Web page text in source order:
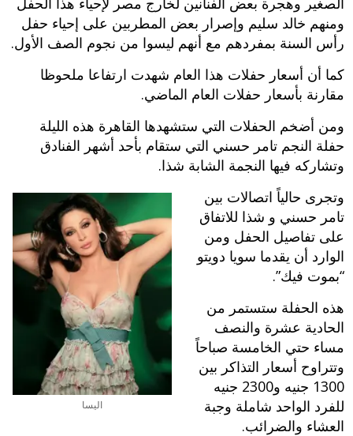
ومنهم خالد سليم وإصرار بعض المطربين على إحياء حفل
رأس السنة بمفردهم مع أنهم ليسوا من نجوم الصف الأول.
كما أن أسعار حفلات هذا العام شهدت ارتفاعا ملحوظا
مقارنة بأسعار حفلات العام الماضي.
ومن أضخم الحفلات التي ستشهدها القاهرة هذه الليلة
حفلة النجم تامر حسني التي ستقام بأحد أشهر الفنادق
وتشاركه فيها النجمة الشابة شذا.
اليسا
وتجرى حالياً اتصالات بين
تامر حسني و شذا للاتفاق
على تفاصيل الحفل ومن
الوارد أن يقدما سويا دويتو
“بموت فيك”.
هذه الحفلة ستستمر من
الحادية عشرة والنصف
مساء حتي الخامسة صباحاً
وتتراوح أسعار التذاكر بين
1300 جنيه و2300 جنيه
للفرد الواحد شاملة وجبة
العشاء والضرائب.